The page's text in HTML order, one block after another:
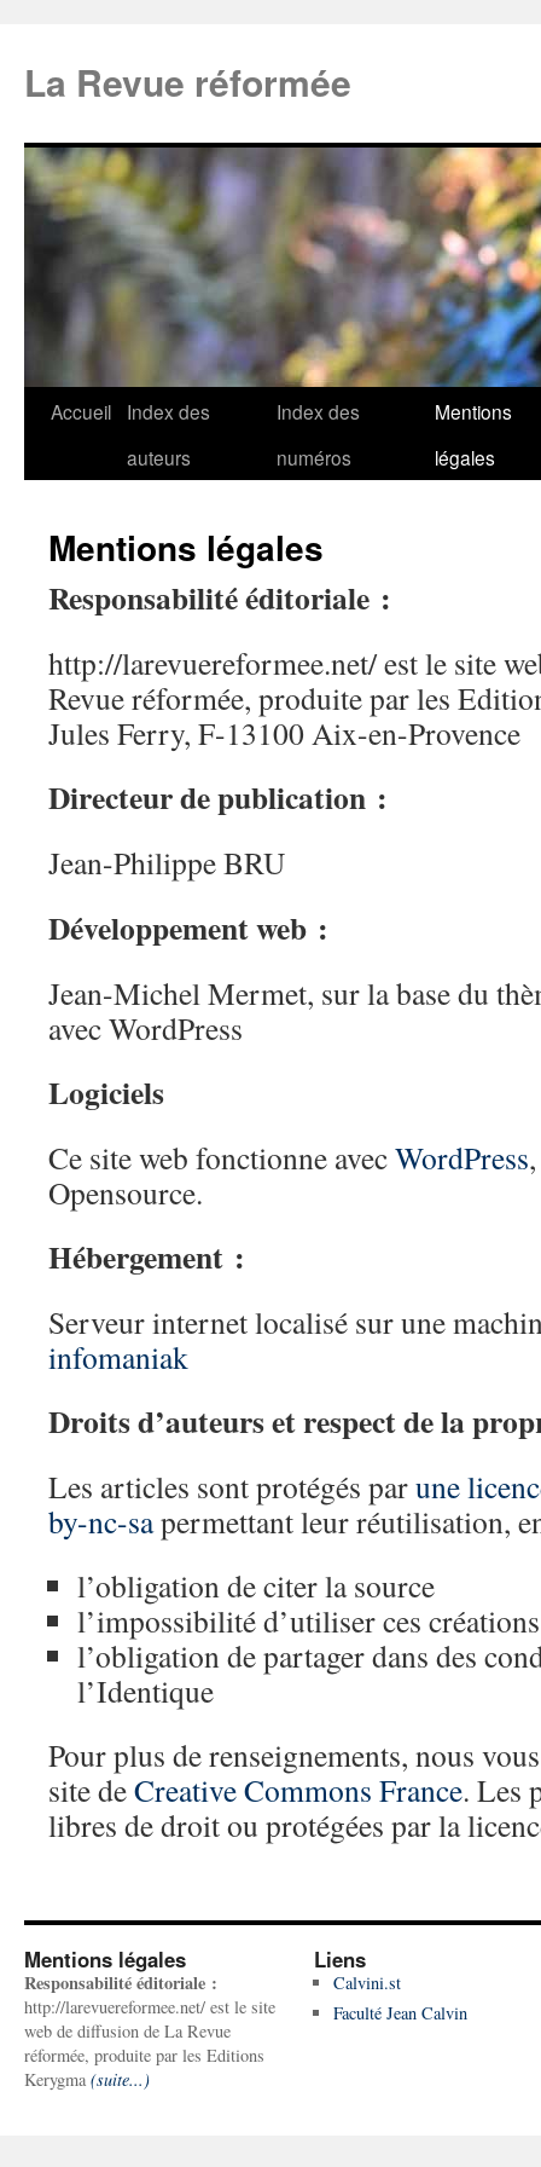
La Revue réformée
Accueil
Index des
auteurs
Index des
numéros
Mentions
légales
Mentions légales
Responsabilité éditoriale :
http://larevuereformee.net/ est le site
Revue réformée, produite par les
Jules Ferry, F-13100 Aix-en-Provence
Directeur de publication :
Jean-Philippe BRU
Développement web :
Jean-Michel Mermet, sur la base du
avec WordPress
Logiciels
Ce site web fonctionne avecWordPress
Opensource.
Hébergement :
Serveur internet localisé sur une
infomaniak
Droits d’auteurs et respect de la
Les articles sont protégés parune
by-nc-sapermettant leur réutilisation,
l’obligation de citer la source
l’impossibilité d’utiliser ces
l’obligation de partager dans des
l’Identique
Pour plus de renseignements, nous
site deCreative Commons France. Les
libres de droit ou protégées par la
Mentions légales
Responsabilité éditoriale :
http://larevuereformee.net/ est le site
web de diffusion de La Revue
réformée, produite par les Editions
Kerygma (suite...)
Liens
Calvini.st
Faculté Jean Calvin